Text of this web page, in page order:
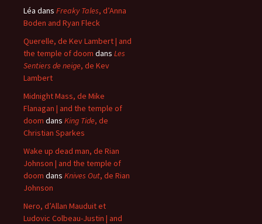
Léa dans Freaky Tales, d’Anna
Boden and Ryan Fleck
Querelle, de Kev Lambert | and
the temple of doom dans Les
Sentiers de neige, de Kev
Lambert
Midnight Mass, de Mike
Flanagan | and the temple of
doom dans King Tide, de
Christian Sparkes
Wake up dead man, de Rian
Johnson | and the temple of
doom dans Knives Out, de Rian
Johnson
Nero, d’Allan Mauduit et
Ludovic Colbeau-Justin | and